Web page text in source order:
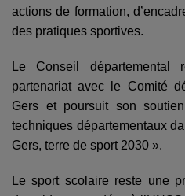
actions de formation,
des pratiques sportives.
Le Conseil départemental
partenariat avec le Comité
Gers et poursuit son
techniques départementaux
Gers, terre de sport 2030 ».
Le sport scolaire reste une